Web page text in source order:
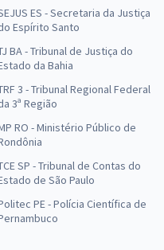
ES - Secretaria da Justiça
Espírito Santo
BA - Tribunal de Justiça do
da Bahia
3 - Tribunal Regional Federal
3ª Região
RO - Ministério Público de
SP - Tribunal de Contas do
de São Paulo
PE - Polícia Científica de